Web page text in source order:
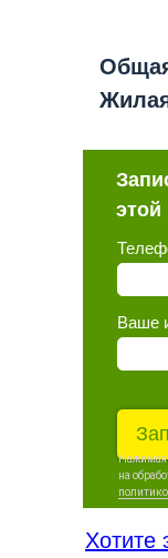
Ваше
Нажимая
на
этой
Хотите